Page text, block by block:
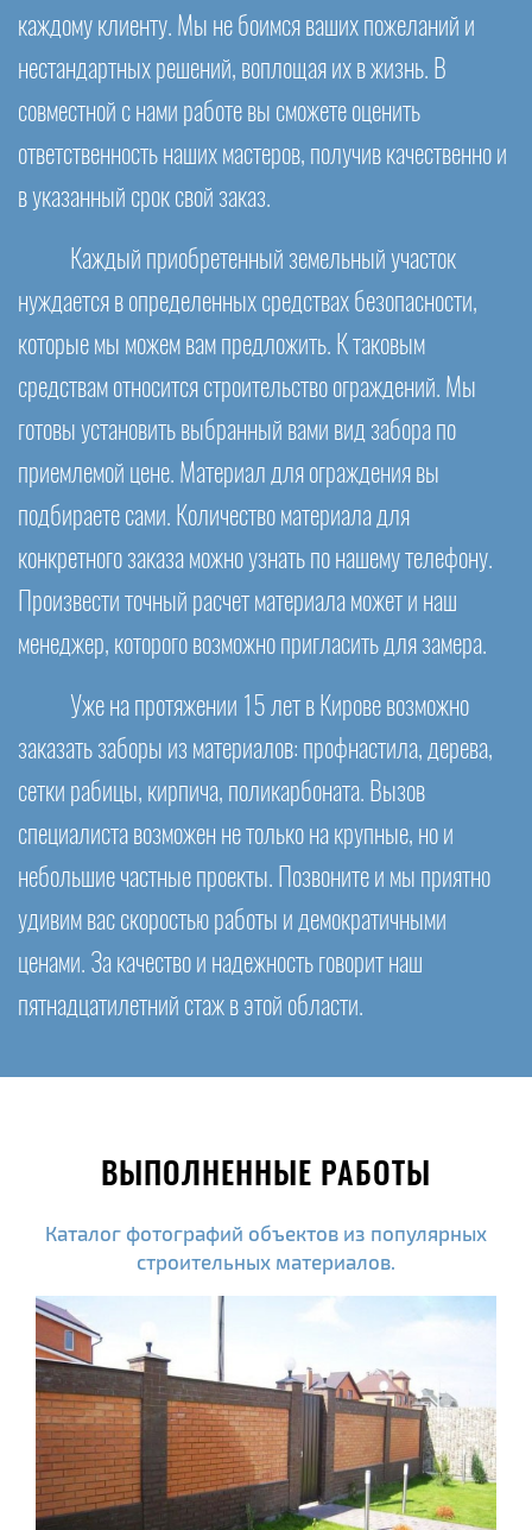
каждому клиенту. Мы не боимся ваших пожеланий и
нестандартных решений, воплощая их в жизнь. В
совместной с нами работе вы сможете оценить
ответственность наших мастеров, получив качественно и
в указанный срок свой заказ.
Каждый приобретенный земельный участок
нуждается в определенных средствах безопасности,
которые мы можем вам предложить. К таковым
средствам относится строительство ограждений. Мы
готовы установить выбранный вами вид забора по
приемлемой цене. Материал для ограждения вы
подбираете сами. Количество материала для
конкретного заказа можно узнать по нашему телефону.
Произвести точный расчет материала может и наш
менеджер, которого возможно пригласить для замера.
Уже на протяжении 15 лет в Кирове возможно
заказать заборы из материалов: профнастила, дерева,
сетки рабицы, кирпича, поликарбоната. Вызов
специалиста возможен не только на крупные, но и
небольшие частные проекты. Позвоните и мы приятно
удивим вас скоростью работы и демократичными
ценами. За качество и надежность говорит наш
пятнадцатилетний стаж в этой области.
ВЫПОЛНЕННЫЕ РАБОТЫ
Каталог фотографий объектов из популярных
строительных материалов.